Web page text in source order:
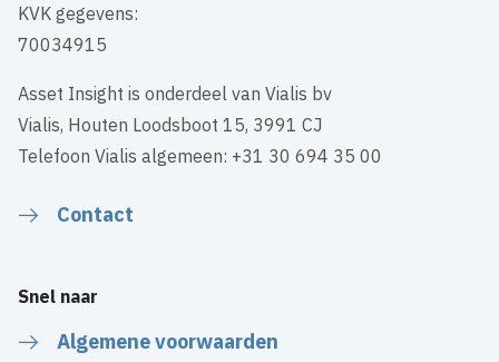
KVK gegevens:
70034915
Asset Insight is onderdeel van Vialis bv
Vialis, Houten Loodsboot 15, 3991 CJ
Telefoon Vialis algemeen: +31 30 694 35 00
Contact
Snel naar
Algemene voorwaarden